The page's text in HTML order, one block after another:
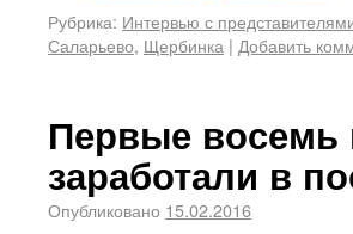
Рубрика: Интервью с
Саларьево, Щербинка | Добавить
Первые восемь
заработали в
Опубликовано 15.02.2016